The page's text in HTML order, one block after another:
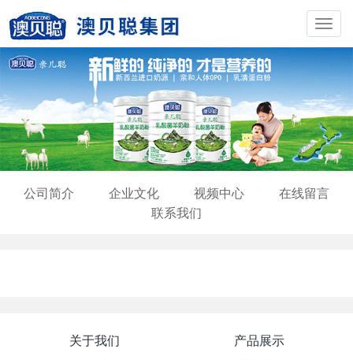
公司简介 企业文化 视频中心
在线留言
联系我们
关于我们 产品展示